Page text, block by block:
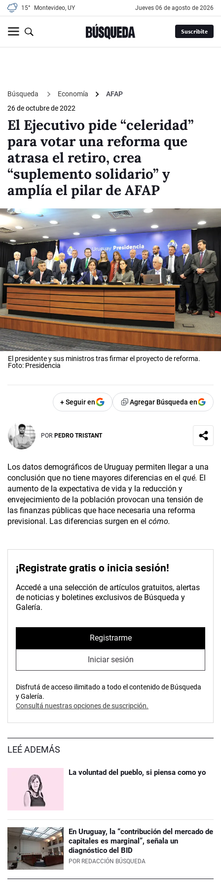
15° Montevideo, UY jueves 06 de agosto de 2026
Suscribite
Búsqueda Economía
AFAP
26 de octubre de 2022
El Ejecutivo pide “celeridad”
para votar una reforma que
atrasa el retiro, crea
“suplemento solidario” y
amplía el pilar de AFAP
El presidente y sus ministros tras firmar el proyecto de reforma.
Foto: Presidencia
+ Seguir en Agregar Búsqueda en
POR PEDRO TRISTANT
Los datos demográficos de Uruguay permiten llegar a una
conclusión que no tiene mayores diferencias en el qué. El
aumento de la expectativa de vida y la reducción y
envejecimiento de la población provocan una tensión de
las finanzas públicas que hace necesaria una reforma
previsional. Las diferencias surgen en el cómo.
¡Registrate gratis o inicia sesión!
Accedé a una selección de artículos gratuitos, alertas
de noticias y boletines exclusivos de Búsqueda y
Galería.
Registrarme
Iniciar sesión
Disfrutá de acceso ilimitado a todo el contenido de Búsqueda
y Galería.
Consultá nuestras opciones de suscripción.
LEÉ ADEMÁS
La voluntad del pueblo, si piensa como yo
En Uruguay, la “contribución del mercado de
capitales es marginal”, señala un
diagnóstico del BID
POR REDACCIÓN BÚSQUEDA